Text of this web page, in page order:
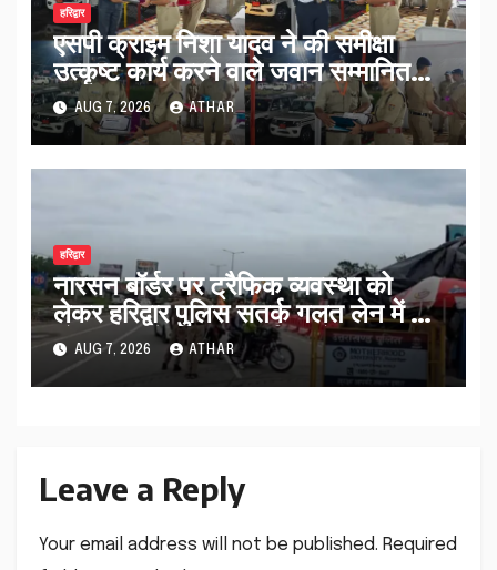
हरिद्वार
एसपी क्राइम निशा यादव ने की समीक्षा
उत्कृष्ट कार्य करने वाले जवान सम्मानित…
AUG 7, 2026 ATHAR
हरिद्वार
नारसन बॉर्डर पर ट्रैफिक व्यवस्था को
लेकर हरिद्वार पुलिस सतर्क गलत लेन में आ
रहे कांवड़ियों को सही मार्ग पर भेजा…
AUG 7, 2026 ATHAR
Leave a Reply
Your email address will not be published. Required